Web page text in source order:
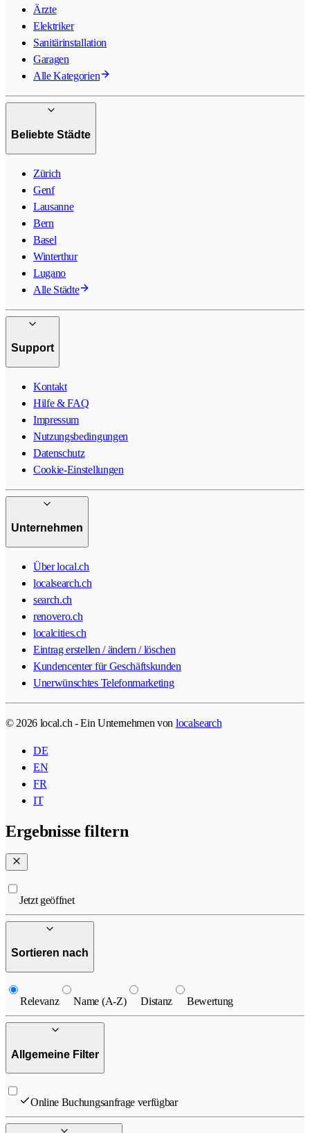
Ärzte
Elektriker
Sanitärinstallation
Garagen
Alle Kategorien
Beliebte Städte
Zürich
Genf
Lausanne
Bern
Basel
Winterthur
Lugano
Alle Städte
Support
Kontakt
Hilfe & FAQ
Impressum
Nutzungsbedingungen
Datenschutz
Cookie-Einstellungen
Unternehmen
Über local.ch
localsearch.ch
search.ch
renovero.ch
localcities.ch
Eintrag erstellen / ändern / löschen
Kundencenter für Geschäftskunden
Unerwünschtes Telefonmarketing
© 2026 local.ch - Ein Unternehmen von localsearch
DE
EN
FR
IT
Ergebnisse filtern
Jetzt geöffnet
Sortieren nach
Relevanz Name (A-Z) Distanz Bewertung
Allgemeine Filter
Online Buchungsanfrage verfügbar